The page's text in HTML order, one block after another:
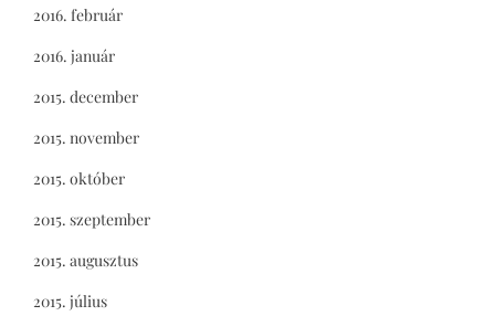
2016. február
2016. január
2015. december
2015. november
2015. október
2015. szeptember
2015. augusztus
2015. július